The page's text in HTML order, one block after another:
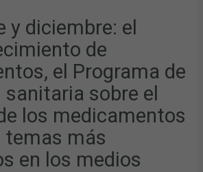
y diciembre: el
de
el Programa de
sanitaria sobre el
los medicamentos
temas más
en los medios